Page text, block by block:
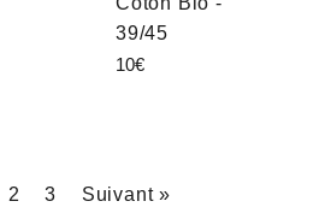
39/45
Prix
10€
2 3 Suivant »